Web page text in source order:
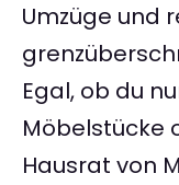
Umzüge und
Egal, ob du
Möbelstücke
Hausrat von